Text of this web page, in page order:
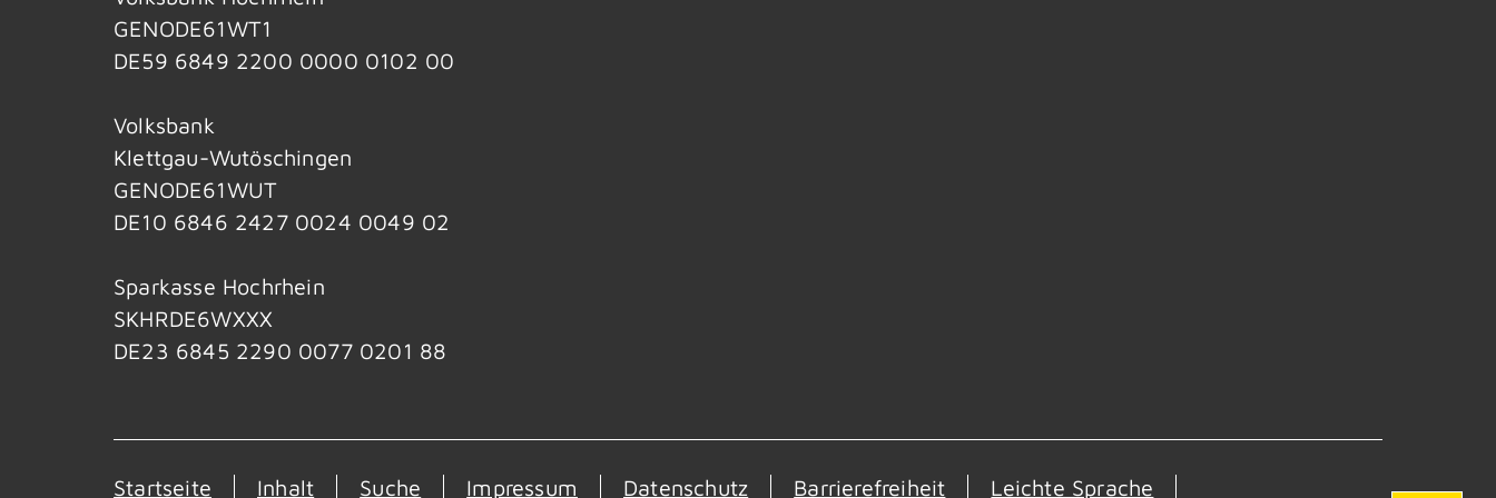
GENODE61WT1
DE59 6849 2200 0000 0102 00
Volksbank
Klettgau-Wutöschingen
GENODE61WUT
DE10 6846 2427 0024 0049 02
Sparkasse Hochrhein
SKHRDE6WXXX
DE23 6845 2290 0077 0201 88
Startseite Inhalt Suche Impressum Datenschutz Barrierefreiheit Leichte Sprache